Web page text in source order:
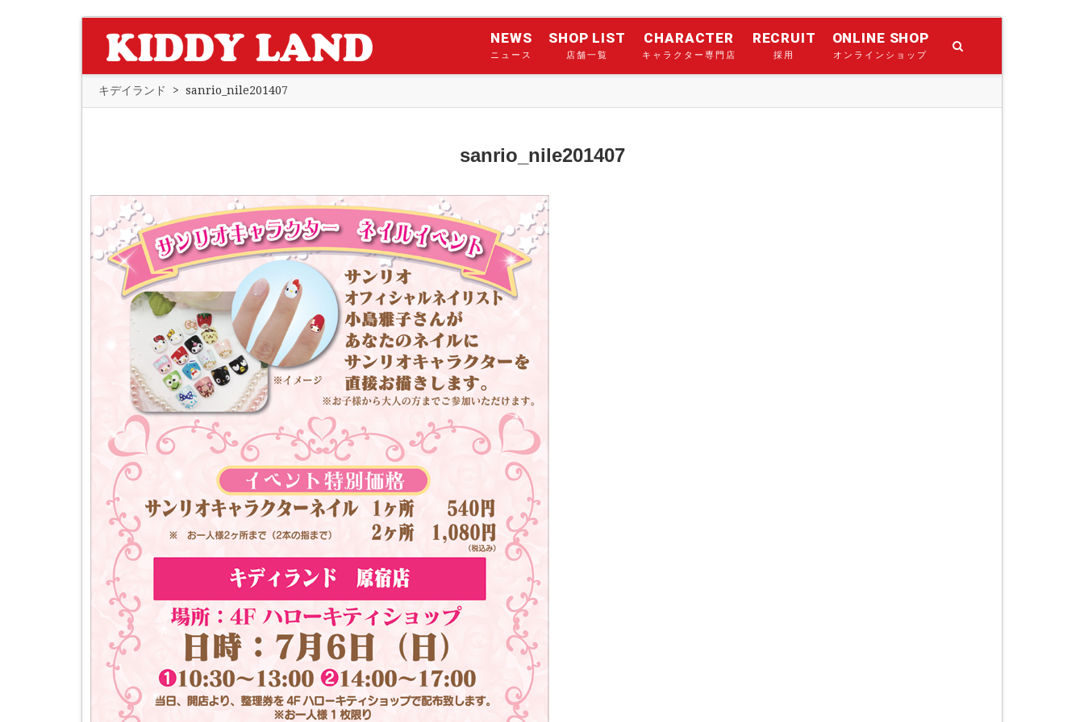
NEWS
ニュース
SHOP LIST
店舗一覧
CHARACTER
キャラクター専門店
RECRUIT
採用
ONLINE SHOP
オンラインショップ
キデイランド > sanrio_nile201407
sanrio_nile201407